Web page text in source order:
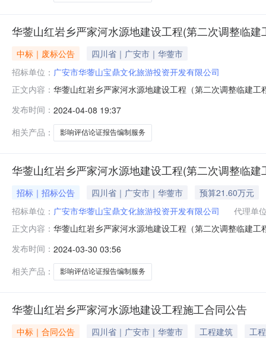
华蓥山红岩乡严家河水源地建设工程(第二次调整临
中标｜废标公告
四川省｜广安市｜华蓥市
招标单位： 广安市华蓥山宝鼎文化旅游投资开发有限公司
正文内容： 华蓥山红岩乡严家河水源地建设工程（第二次调整临建
影响评估论证报告编制服务竞争性谈判活动，因通过资
市政勘察设计院有限公司2024年4月8日
发布时间： 2024-04-08 19:37
相关产品：
影响评估论证报告编制服务
华蓥山红岩乡严家河水源地建设工程(第二次调整临
招标｜招标公告 四川省｜广安市｜华蓥市
预算21.60万元
招标单位： 广安市华蓥山宝鼎文化旅游投资开发有限公司
代理单
正文内容： 华蓥山红岩乡严家河水源地建设工程（第二次调整临建
蓥山风景名胜区影响评估论证报告编制服务项目服务商
目名称华蓥山红岩乡严家河水源地建设工程（第二次
发布时间： 2024-03-30 03:56
相关产品：
影响评估论证报告编制服务
华蓥山红岩乡严家河水源地建设工程施工合同公告
中标｜合同公告 四川省｜广安市｜华蓥市 工程建筑
工程